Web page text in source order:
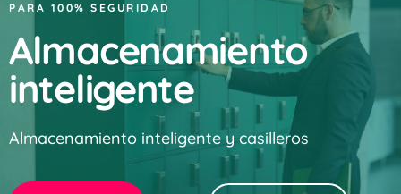
PARA 100% SEGURIDAD
Almacenamiento
inteligente
Almacenamiento inteligente y casilleros